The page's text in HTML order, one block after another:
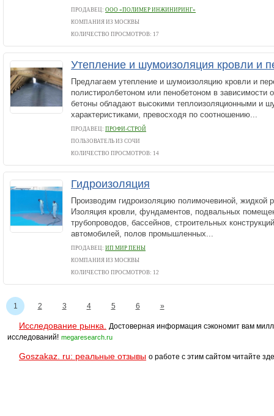
ПРОДАВЕЦ: ООО «ПОЛИМЕР ИНЖИНИРИНГ»
КОМПАНИЯ ИЗ МОСКВЫ
КОЛИЧЕСТВО ПРОСМОТРОВ: 17
Утепление и шумоизоляция кровли и
Предлагаем утепление и шумоизоляцию кровли и
полистиролбетоном или пенобетоном в зависимости
бетоны обладают высокими теплоизоляционными и
характеристиками, превосходя по соотношению...
ПРОДАВЕЦ: ПРОФИ-СТРОЙ
ПОЛЬЗОВАТЕЛЬ ИЗ СОЧИ
КОЛИЧЕСТВО ПРОСМОТРОВ: 14
Гидроизоляция
Производим гидроизоляцию полимочевиной, жидкой
Изоляция кровли, фундаментов, подвальных
трубопроводов, бассейнов, строительных
автомобилей, полов промышленных...
ПРОДАВЕЦ: ИП МИР ПЕНЫ
КОМПАНИЯ ИЗ МОСКВЫ
КОЛИЧЕСТВО ПРОСМОТРОВ: 12
1 2 3 4 5 6 »
Исследование рынка.
Достоверная информация сэкономит вам
исследований! megaresearch.ru
Goszakaz. ru: реальные отзывы о работе с этим сайтом читайте